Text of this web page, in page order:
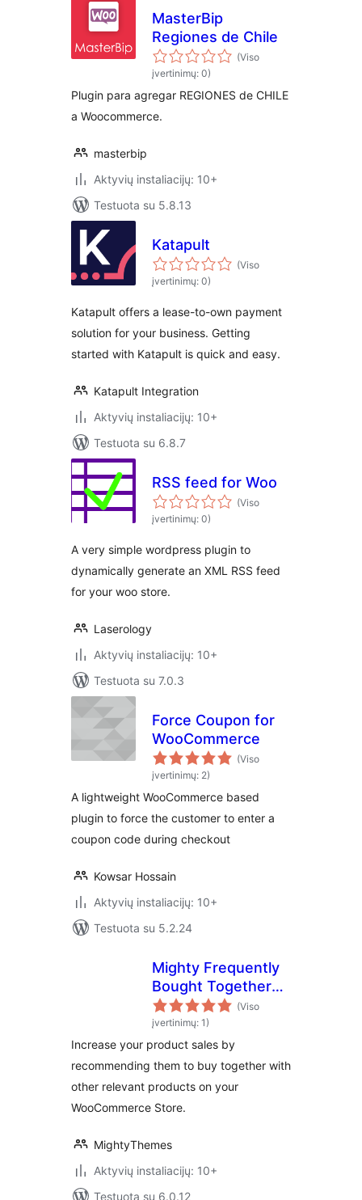
MasterBip
Regiones de Chile
(Viso
įvertinimų: 0)
Plugin para agregar REGIONES de CHILE
a Woocommerce.
masterbip
Aktyvių instaliacijų: 10+
Testuota su 5.8.13
Katapult
(Viso
įvertinimų: 0)
Katapult offers a lease-to-own payment
solution for your business. Getting
started with Katapult is quick and easy.
Katapult Integration
Aktyvių instaliacijų: 10+
Testuota su 6.8.7
RSS feed for Woo
(Viso
įvertinimų: 0)
A very simple wordpress plugin to
dynamically generate an XML RSS feed
for your woo store.
Laserology
Aktyvių instaliacijų: 10+
Testuota su 7.0.3
Force Coupon for
WooCommerce
(Viso
įvertinimų: 2)
A lightweight WooCommerce based
plugin to force the customer to enter a
coupon code during checkout
Kowsar Hossain
Aktyvių instaliacijų: 10+
Testuota su 5.2.24
Mighty Frequently
Bought Together
for WooCommerce
(Viso
įvertinimų: 1)
Increase your product sales by
recommending them to buy together with
other relevant products on your
WooCommerce Store.
MightyThemes
Aktyvių instaliacijų: 10+
Testuota su 6.0.12